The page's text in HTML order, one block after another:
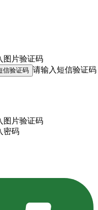
图片验证码
信验证码 请输入短信验证码
图片验证码
密码